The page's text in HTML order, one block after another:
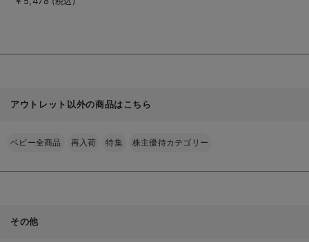
を
アウトレット以外の商品はこちら
ベビー全商品 再入荷 特集 株主優待カテゴリー
その他